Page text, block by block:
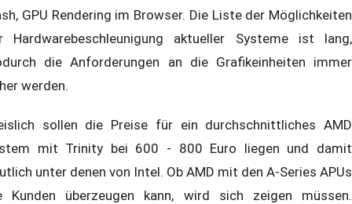
GPU Rendering im Browser. Die Liste der Möglichkeiten
Hardwarebeschleunigung aktueller Systeme ist lang,
die Anforderungen an die Grafikeinheiten immer
werden.
sollen die Preise für ein durchschnittliches AMD
mit Trinity bei 600 - 800 Euro liegen und damit
unter denen von Intel. Ob AMD mit den A-Series APUs
Kunden überzeugen kann, wird sich zeigen müssen.